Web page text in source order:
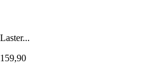
Laster...
159,90